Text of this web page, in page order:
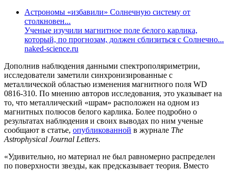
Астрономы «избавили» Солнечную систему от
столкновен...
Ученые изучили магнитное поле белого карлика,
который, по прогнозам, должен сблизиться с Солнечно...
naked-science.ru
Дополнив наблюдения данными спектрополяриметрии,
исследователи заметили синхронизированные с
металлической областью изменения магнитного поля WD
0816-310. По мнению авторов исследования, это указывает на
то, что металлический «шрам» расположен на одном из
магнитных полюсов белого карлика. Более подробно о
результатах наблюдения и своих выводах по ним ученые
сообщают в статье, опубликованной в журнале The
Astrophysical Journal Letters.
«Удивительно, но материал не был равномерно распределен
по поверхности звезды, как предсказывает теория. Вместо